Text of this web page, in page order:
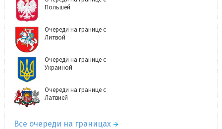
Польшей
Очереди на границе с
Литвой
Очереди на границе с
Украиной
Очереди на границе с
Латвией
Все очереди на границах